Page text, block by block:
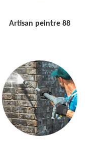
Artisan peintre 88